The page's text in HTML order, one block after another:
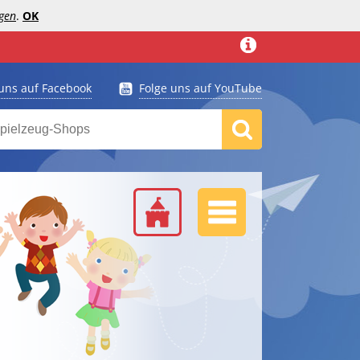
. OK
auf Facebook Folge uns auf YouTube